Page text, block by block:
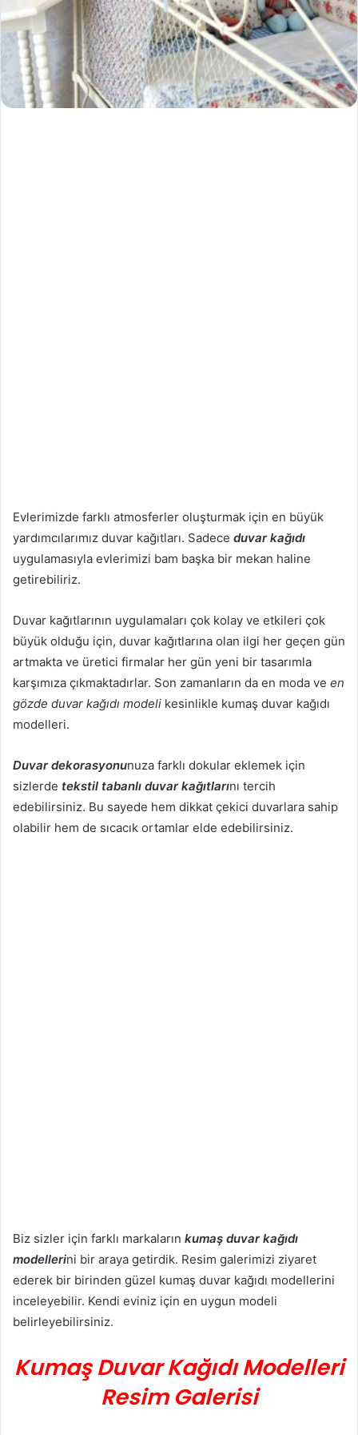
Evlerimizde farklı atmosferler oluşturmak için en büyük
yardımcılarımız duvar kağıtları. Sadece duvar kağıdı
uygulamasıyla evlerimizi bam başka bir mekan haline
getirebiliriz.
Duvar kağıtlarının uygulamaları çok kolay ve etkileri çok
büyük olduğu için, duvar kağıtlarına olan ilgi her geçen gün
artmakta ve üretici firmalar her gün yeni bir tasarımla
karşımıza çıkmaktadırlar. Son zamanların da en moda ve en
gözde duvar kağıdı modeli kesinlikle kumaş duvar kağıdı
modelleri.
Duvar dekorasyonunuza farklı dokular eklemek için
sizlerde tekstil tabanlı duvar kağıtlarını tercih
edebilirsiniz. Bu sayede hem dikkat çekici duvarlara sahip
olabilir hem de sıcacık ortamlar elde edebilirsiniz.
Biz sizler için farklı markaların kumaş duvar kağıdı
modellerini bir araya getirdik. Resim galerimizi ziyaret
ederek bir birinden güzel kumaş duvar kağıdı modellerini
inceleyebilir. Kendi eviniz için en uygun modeli
belirleyebilirsiniz.
Kumaş Duvar Kağıdı Modelleri
Resim Galerisi